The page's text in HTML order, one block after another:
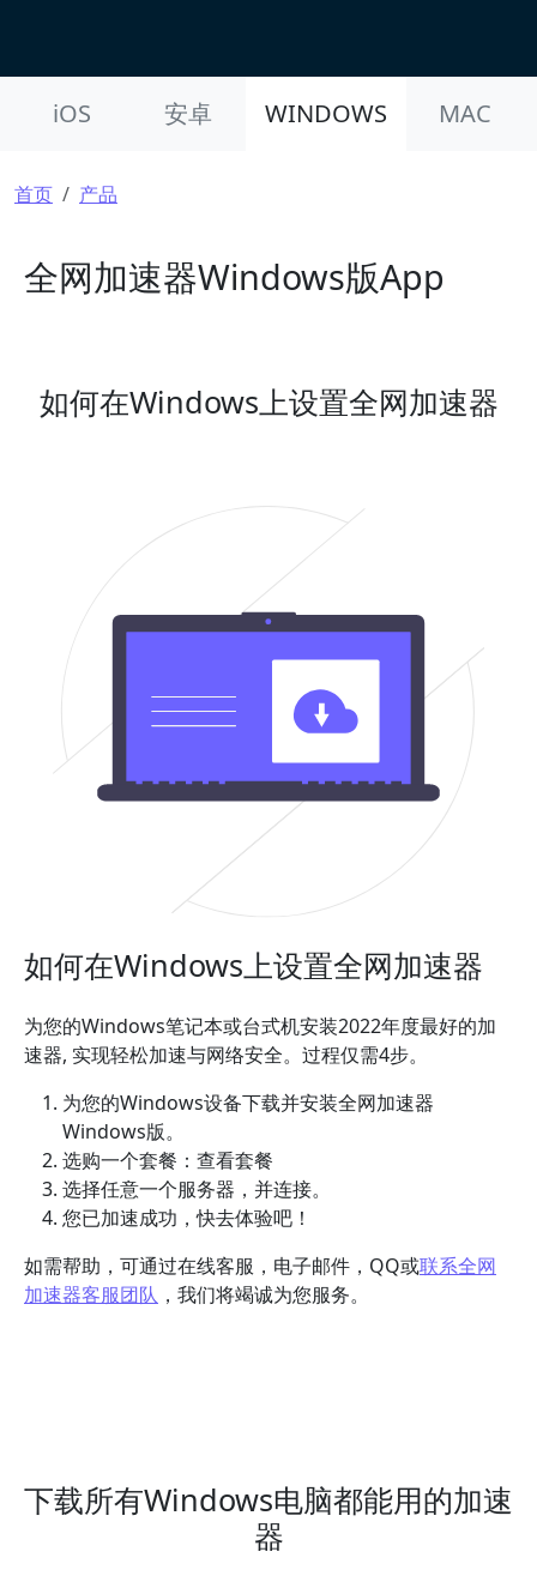
iOS 安卓 WINDOWS MAC
面包屑
首页 产品
全网加速器Windows版App
如何在Windows上设置全网加速器
如何在Windows上设置全网加速器
为您的Windows笔记本或台式机安装2022年度最好的加
速器, 实现轻松加速与网络安全。过程仅需4步。
为您的Windows设备下载并安装全网加速器
Windows版。
选购一个套餐：查看套餐
选择任意一个服务器，并连接。
您已加速成功，快去体验吧！
如需帮助，可通过在线客服，电子邮件，QQ或联系全网
加速器客服团队 ，我们将竭诚为您服务。
下载所有Windows电脑都能用的加速
器